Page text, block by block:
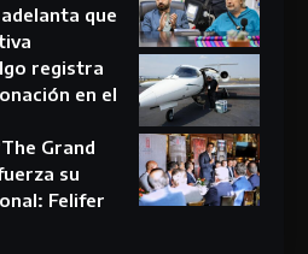
que
registra
en el
Grand
su
Felifer